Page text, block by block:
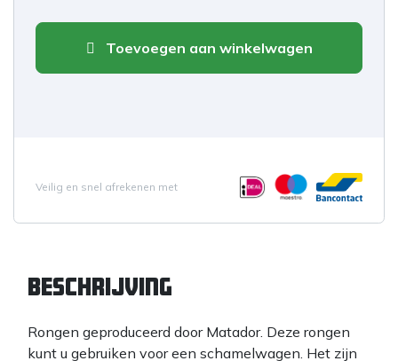
Toevoegen aan winkelwagen
Veilig en snel afrekenen met
Beschrijving
Rongen geproduceerd door Matador. Deze rongen
kunt u gebruiken voor een schamelwagen. Het zijn